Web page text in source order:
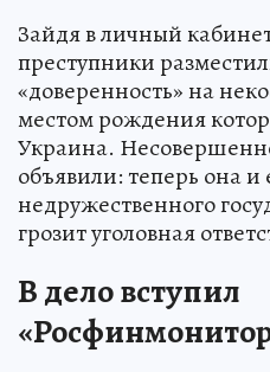
Зайдя в личный
преступники
«доверенность» на
местом рождения
Украина.
объявили: теперь она
недружественного
грозит уголовная
В дело вступил